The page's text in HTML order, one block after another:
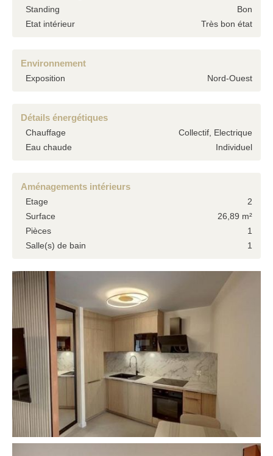
Standing
Bon
Etat intérieur
Très bon état
Environnement
Exposition Nord-Ouest
Détails énergétiques
Chauffage
Collectif, Electrique
Eau chaude
Individuel
Aménagements intérieurs
Etage
2
Surface
26,89 m²
Pièces
1
Salle(s) de bain
1